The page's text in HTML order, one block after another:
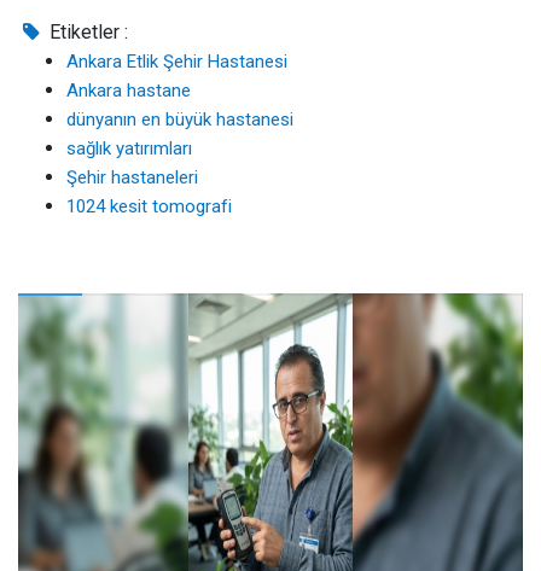
Etiketler :
Ankara Etlik Şehir Hastanesi
Ankara hastane
dünyanın en büyük hastanesi
sağlık yatırımları
Şehir hastaneleri
1024 kesit tomografi